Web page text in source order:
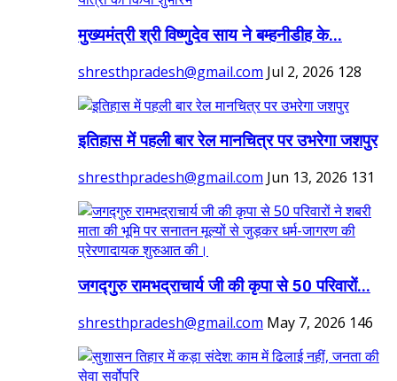
मुख्यमंत्री श्री विष्णुदेव साय ने बम्हनीडीह के...
shresthpradesh@gmail.com Jul 2, 2026 128
इतिहास में पहली बार रेल मानचित्र पर उभरेगा जशपुर
shresthpradesh@gmail.com Jun 13, 2026 131
जगद्गुरु रामभद्राचार्य जी की कृपा से 50 परिवारों...
shresthpradesh@gmail.com May 7, 2026 146